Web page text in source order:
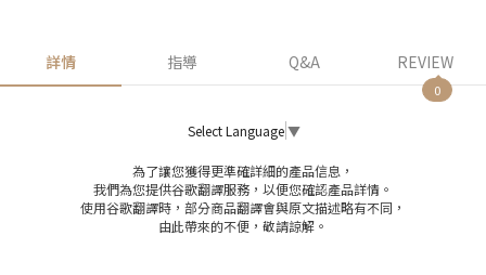
詳情 指導 Q&A REVIEW
0
Select Language ▼
為了讓您獲得更準確詳細的產品信息，
我們為您提供谷歌翻譯服務，以便您確認產品詳情。
使用谷歌翻譯時，部分商品翻譯會與原文描述略有不同，
由此帶來的不便，敬請諒解。